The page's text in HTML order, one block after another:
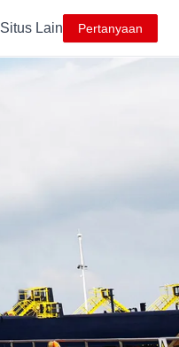
Situs Lain Pertanyaan